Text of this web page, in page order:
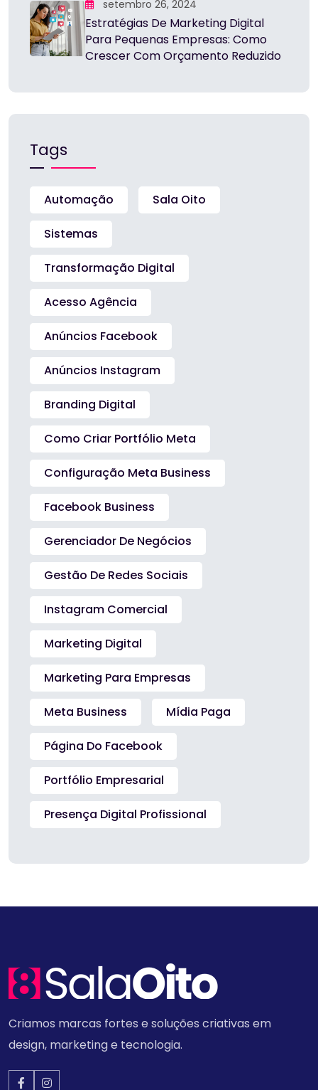
setembro 26, 2024
Estratégias De Marketing Digital
Para Pequenas Empresas: Como
Crescer Com Orçamento Reduzido
Tags
Automação Sala Oito
Sistemas
Transformação Digital
Acesso Agência
Anúncios Facebook
Anúncios Instagram
Branding Digital
Como Criar Portfólio Meta
Configuração Meta Business
Facebook Business
Gerenciador De Negócios
Gestão De Redes Sociais
Instagram Comercial
Marketing Digital
Marketing Para Empresas
Meta Business Mídia Paga
Página Do Facebook
Portfólio Empresarial
Presença Digital Profissional
Criamos marcas fortes e soluções criativas em
design, marketing e tecnologia.